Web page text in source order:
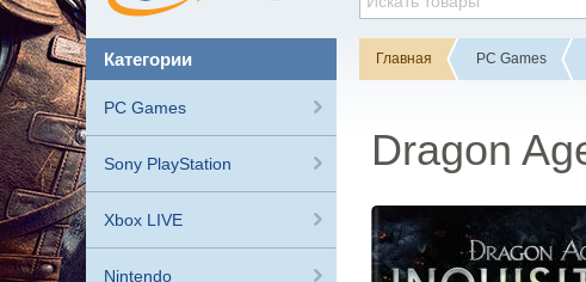
категории
PC Games
Sony PlayStation
Xbox LIVE
Nintendo
Главная PC Games
Dragon